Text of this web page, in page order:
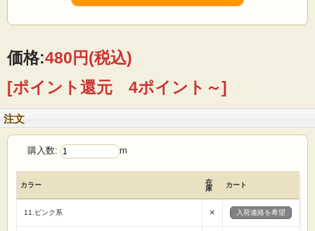
【ご注文前に必ずお読み下さい】 上記の価格は1Mです
（例えば）1mの場合→「1」 5mの場合→「5」
（１点のご注文に対して 基本的に生地はつながった状態で送らせていただきま
す）
★画面上で見た色と実際の商品の色とは、写真撮影時の光源 またはお客様がお使
多少異なる場合がございます。ご了承ください。
価格:480円(税込)
[ポイント還元 4ポイント～]
注文
購入数: m
カラー
在
庫
カート
11.ピンク系 × 入荷連絡を希望